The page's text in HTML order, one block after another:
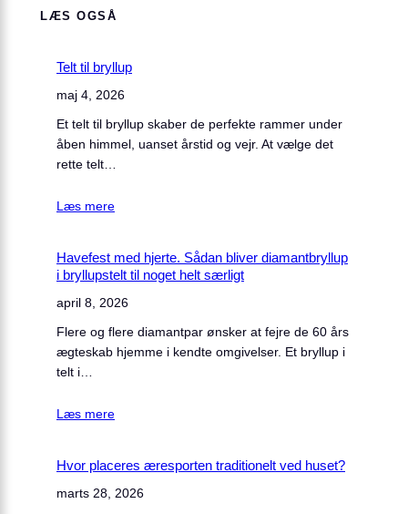
LÆS OGSÅ
Telt til bryllup
maj 4, 2026
Et telt til bryllup skaber de perfekte rammer under
åben himmel, uanset årstid og vejr. At vælge det
rette telt…
Læs mere
Havefest med hjerte. Sådan bliver diamantbryllup
i bryllupstelt til noget helt særligt
april 8, 2026
Flere og flere diamantpar ønsker at fejre de 60 års
ægteskab hjemme i kendte omgivelser. Et bryllup i
telt i…
Læs mere
Hvor placeres æresporten traditionelt ved huset?
marts 28, 2026